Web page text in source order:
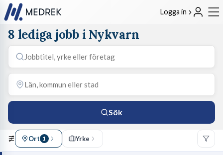
Logga in
8 lediga jobb i Nykvarn
Sök
Ort 1 Yrke